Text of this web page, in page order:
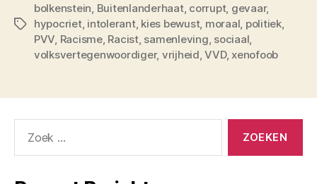
Tags
bolkenstein, Buitenlanderhaat, corrupt, gevaar,
hypocriet, intolerant, kies bewust, moraal, politiek,
PVV, Racisme, Racist, samenleving, sociaal,
volksvertegenwoordiger, vrijheid,VVD, xenofoob
naar: